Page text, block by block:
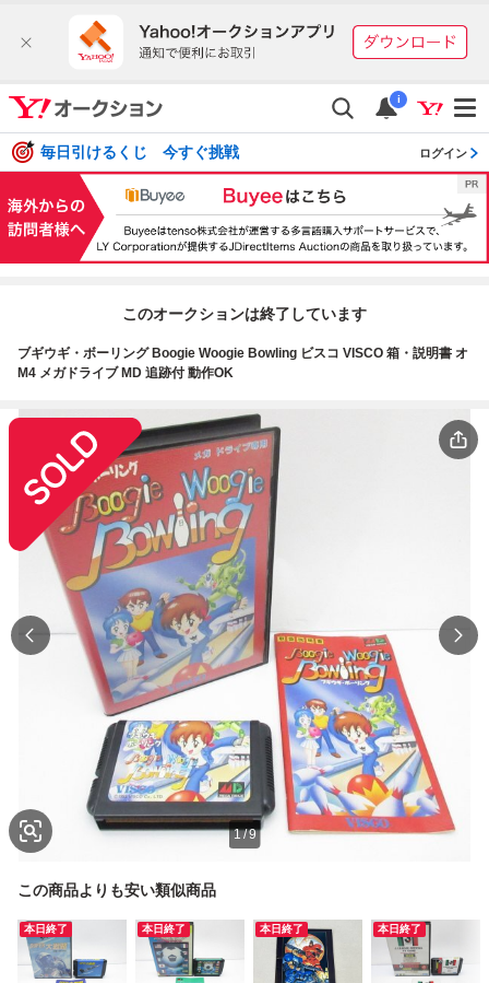
i
毎日引けるくじ 今すぐ挑戦 ログイン
このオークションは終了しています
ブギウギ・ボーリング Boogie Woogie Bowling ビスコ VISCO 箱・説明書 オ
M4 メガドライブ MD 追跡付 動作OK
1/9
この商品よりも安い類似商品
本日終了 本日終了 本日終了 本日終了